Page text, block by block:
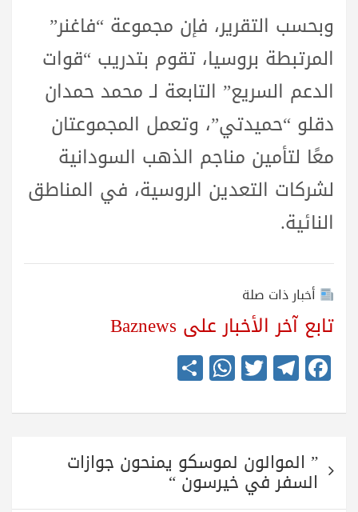
وبحسب التقرير، فإن مجموعة “فاغنر”
المرتبطة بروسيا، تقوم بتدريب “قوات
الدعم السريع” التابعة لـ محمد حمدان
دقلو “حميدتي”، وتعمل المجموعتان
معًا لتأمين مناجم الذهب السودانية
لشركات التعدين الروسية، في المناطق
النائية.
أخبار ذات صلة
تابع آخر الأخبار على Baznews
Fa
ce
bo
ok
Te
le
gr
a
m
T
wi
tte
r
W
ha
ts
A
pp
re
المقالات
” الموالون لموسكو يمنحون جوازات
السفر في خيرسون “